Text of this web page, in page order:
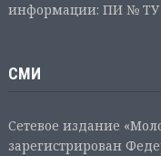
информации: ПИ № ТУ
СМИ
Сетевое издание
зарегистрирован